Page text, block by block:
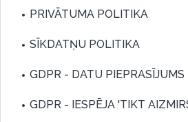
PRIVĀTUMA POLITIKA
SĪKDATŅU POLITIKA
GDPR - DATU PIEPRASĪJUMS
GDPR - IESPĒJA 'TIKT